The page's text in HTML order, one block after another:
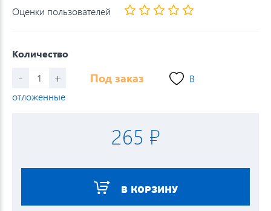
Оценки пользователей
Количество
- + Под заказ
В
отложенные
265 ₽
В КОРЗИНУ